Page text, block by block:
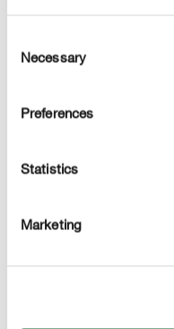
Selection
Necessary
Preferences
Statistics
Marketing
Forse ti interesserà anche